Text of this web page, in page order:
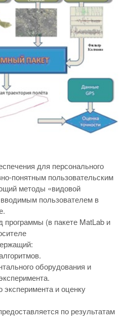
для персонального
понятным пользовательским
методы «видовой
пользователем в
программы (в пакете MatLab и
оборудования и
эксперимента и оценку
по результатам